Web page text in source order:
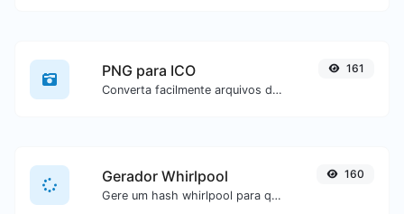
PNG para ICO
Converta facilmente arquivos de imagem PNG para ICO.
161
Gerador Whirlpool
Gere um hash whirlpool para qualquer entrada de texto.
160